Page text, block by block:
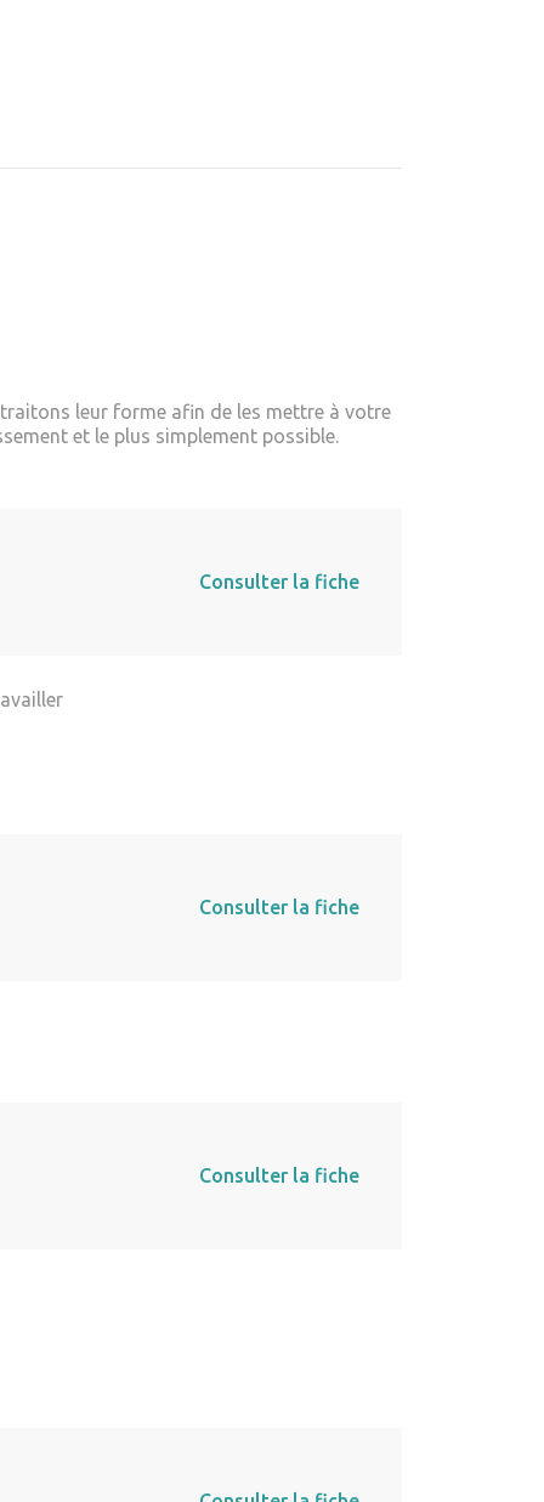
leur forme afin de les mettre à votre
et le plus simplement possible.
Consulter la fiche
Consulter la fiche
Consulter la fiche